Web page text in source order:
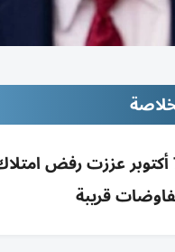
ترامب: إسرائيل لم تقنعني بالحرب على
قريبة